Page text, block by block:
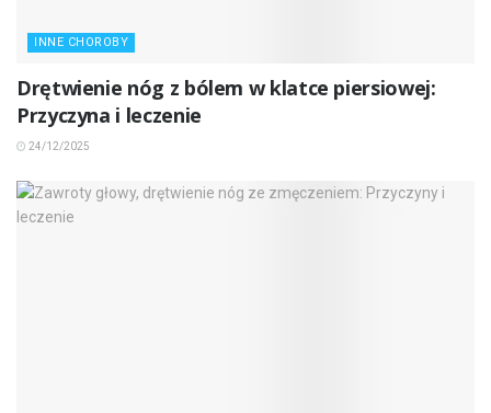
INNE CHOROBY
Drętwienie nóg z bólem w klatce piersiowej:
Przyczyna i leczenie
24/12/2025